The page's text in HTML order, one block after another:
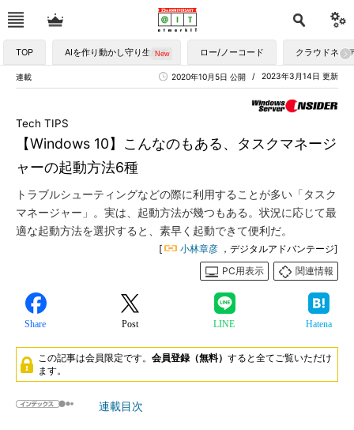
TOP AIを作り動かし守り生かす ロー/ノーコード クラウドネイ
連載 2023年3月14日 更新
2020年10月5日 公開
【Windows 10】こんなのもある、タスクマネージ
ャーの起動方法6種
Tech TIPS
トラブルシューティングなどの際に利用することが多い「タスク
マネージャー」。実は、起動方法が幾つもある。状況に応じて最
適な起動方法を選択すると、素早く起動できて便利だ。
[ 小林章彦 ，デジタルアドバンテージ]
PC用表示
関連情報
Share Post LINE Hatena
この記事は会員限定です。 会員登録（無料） すると全てご覧いただけ
ます。
連載目次